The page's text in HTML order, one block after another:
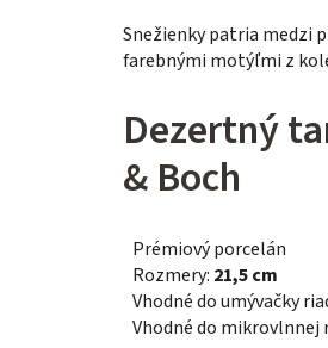
Snežienky patria medzi
farebnými motýľmi z
Dezertný
& Boch
Prémiový porcelán
Rozmery: 21,5 cm
Vhodné do umývačky
Vhodné do mikrovlnnej